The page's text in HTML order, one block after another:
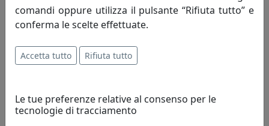
Informazioni sul brand
Fantasia e concretezza. Sono queste le
portare bellezza e funzionalità nelle
abitudini quotidiane di chi sceglie i suoi prodotti.
comandi oppure utilizza il pulsante “Rifiuta tutto” e
conferma le scelte effettuate.
Accetta tutto Rifiuta tutto
Le tue preferenze relative al consenso per le
tecnologie di tracciamento